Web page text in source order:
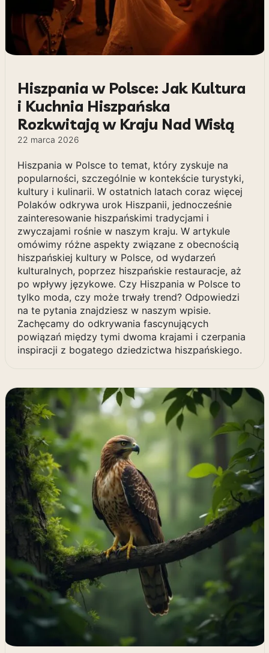
Hiszpania w Polsce: Jak Kultura
i Kuchnia Hiszpańska
Rozkwitają w Kraju Nad Wisłą
22 marca 2026
Hiszpania w Polsce to temat, który zyskuje na
popularności, szczególnie w kontekście turystyki,
kultury i kulinarii. W ostatnich latach coraz więcej
Polaków odkrywa urok Hiszpanii, jednocześnie
zainteresowanie hiszpańskimi tradycjami i
zwyczajami rośnie w naszym kraju. W artykule
omówimy różne aspekty związane z obecnością
hiszpańskiej kultury w Polsce, od wydarzeń
kulturalnych, poprzez hiszpańskie restauracje, aż
po wpływy językowe. Czy Hiszpania w Polsce to
tylko moda, czy może trwały trend? Odpowiedzi
na te pytania znajdziesz w naszym wpisie.
Zachęcamy do odkrywania fascynujących
powiązań między tymi dwoma krajami i czerpania
inspiracji z bogatego dziedzictwa hiszpańskiego.